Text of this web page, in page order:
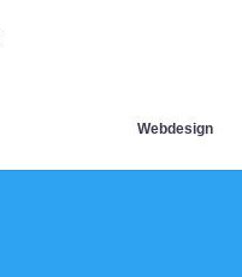
Webdesign